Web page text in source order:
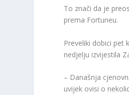
To znači da je
prema Fortuneu.
Preveliki dobici pet
nedjelju izvijestila
– Današnja
uvijek ovisi o